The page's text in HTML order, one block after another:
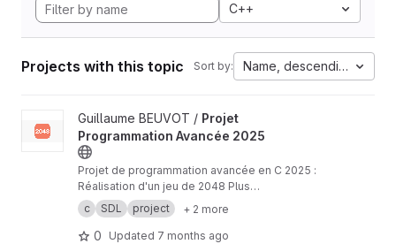
C++
Projects with this topic Sort by: Name, descending
View Projet Programmation Avancée 2025 project
Guillaume BEUVOT / Projet
Programmation Avancée 2025
Projet de programmation avancée en C 2025 :
Réalisation d'un jeu de 2048 Plus
d'informations :https://moodle2025.uca.fr/plugi
nfile.php/629456/mod_resource/content/1/Proj
et%202025.pdf
c SDL project + 2 more
0 Updated 7 months ago